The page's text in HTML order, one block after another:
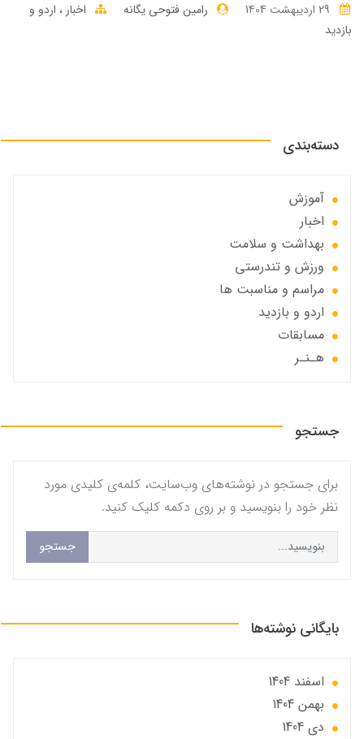
رامین فتوحی یگانه اخبار
اردو و
بازدید
دسته‌بندی
آموزش
اخبار
بهداشت و سلامت
ورزش و تندرستی
مراسم و مناسبت ها
اردو و بازدید
مسابقات
هـنـر
جستجو
برای جستجو در نوشته‌های وب‌سایت، کلمه‌ی کلیدی مورد
نظر خود را بنویسید و بر روی دکمه کلیک کنید.
جستجو
بایگانی نوشته‌ها
اسفند 1404
بهمن 1404
دی 1404